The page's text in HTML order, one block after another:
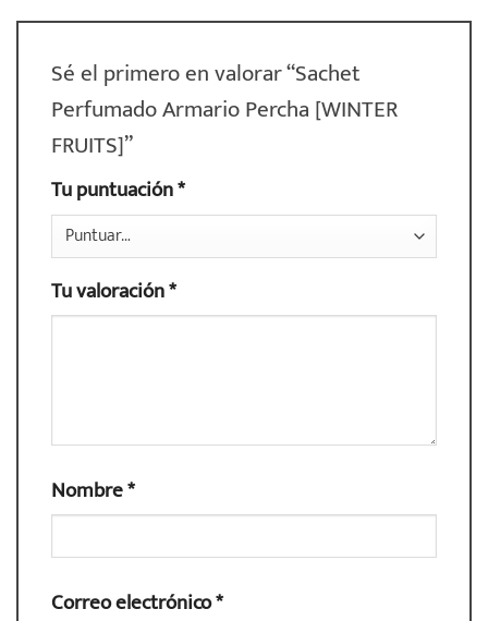
Sé el primero en valorar “Sachet
Perfumado Armario Percha [WINTER
FRUITS]”
Tu puntuación*
Tu valoración*
Nombre*
Correo electrónico*